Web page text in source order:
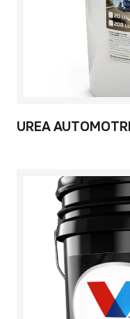
UREA